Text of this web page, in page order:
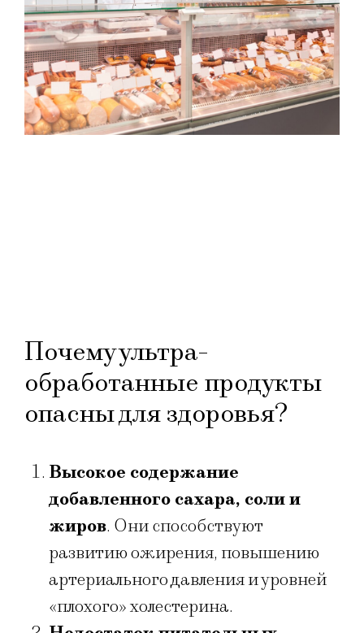
Почему ультра-
обработанные продукты
опасны для здоровья?
Высокое содержание
добавленного сахара, соли и
жиров. Они способствуют
развитию ожирения, повышению
артериального давления и уровней
«плохого» холестерина.